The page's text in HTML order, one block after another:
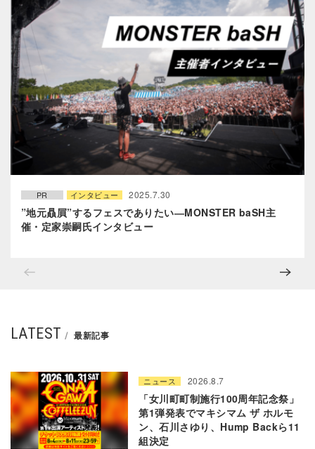
PR インタビュー 2025.7.30
”地元贔屓”するフェスでありたい―MONSTER baSH主
催・定家崇嗣氏インタビュー
LATEST 最新記事
ニュース 2026.8.7
「女川町町制施行100周年記念祭」
第1弾発表でマキシマム ザ ホルモ
ン、石川さゆり、Hump Backら11
組決定